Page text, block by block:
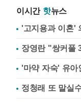
이시간 핫뉴스
'고지용과 이혼'
장영란 "쌍커풀
'마약 자숙' 유아
정청래 또 말실